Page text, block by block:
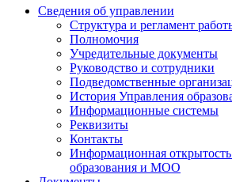
Сведения об управлении
Структура и регламент
Полномочия
Учредительные документы
Руководство и сотрудники
Подведомственные
История Управления
Информационные системы
Реквизиты
Контакты
Информационная
образования и МОО